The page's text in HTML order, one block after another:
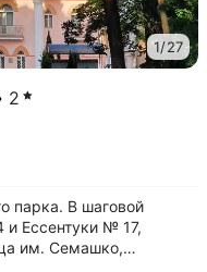
1/27
2
парка. В шаговой
и Ессентуки № 17,
им. Семашко,